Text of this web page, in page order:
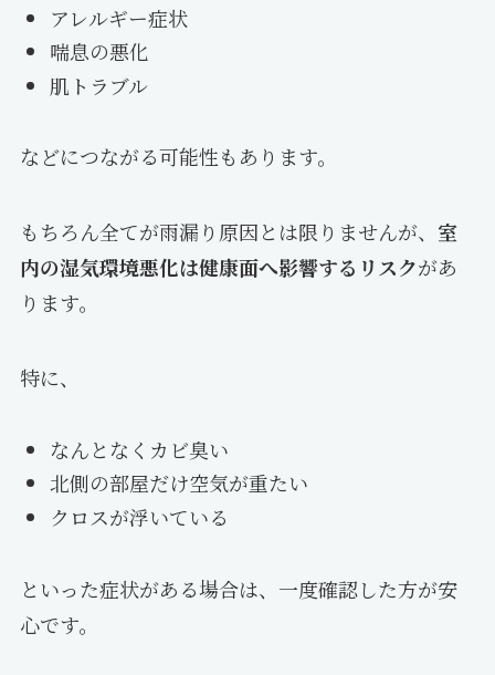
アレルギー症状
喘息の悪化
肌トラブル
などにつながる可能性もあります。
もちろん全てが雨漏り原因とは限りませんが、 室
内の湿気環境悪化は健康面へ影響するリスクがあ
ります。
特に、
なんとなくカビ臭い
北側の部屋だけ空気が重たい
クロスが浮いている
といった症状がある場合は、一度確認した方が安
心です。